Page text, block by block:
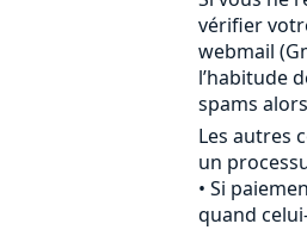
vérifier
webmail
l’habitude
spams
Les autres
un
Si
quand